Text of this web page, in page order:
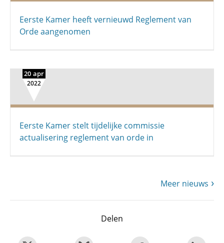
Eerste Kamer heeft vernieuwd Reglement van
Orde aangenomen
20 apr
2022
Eerste Kamer stelt tijdelijke commissie
actualisering reglement van orde in
Meer nieuws
Delen